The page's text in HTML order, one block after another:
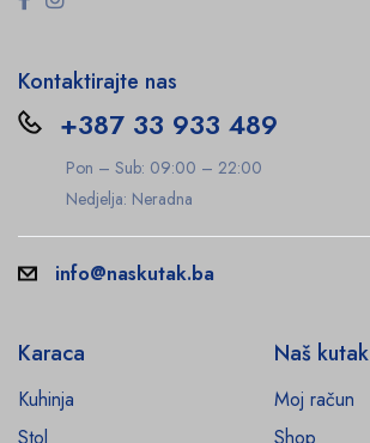
Kontaktirajte nas
+387 33 933 489
Pon – Sub: 09:00 – 22:00
Nedjelja: Neradna
info@naskutak.ba
Karaca
Kuhinja
Stol
Naš kutak
Moj račun
Shop